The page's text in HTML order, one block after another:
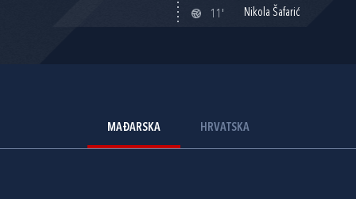
11'
Nikola Šafarić
MAĐARSKA HRVATSKA